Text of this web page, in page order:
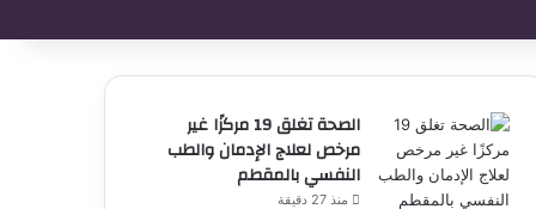
الصحة تغلق 19 مركزًا غير
مرخص لعلاج الإدمان والطب
النفسي بالمقطم
منذ 27 دقيقة